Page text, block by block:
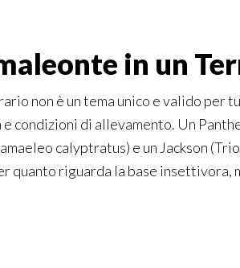
in un
non è un tema unico e valido per
condizioni di allevamento. Un
calyptratus) e un Jackson
quanto riguarda la base insettivora,